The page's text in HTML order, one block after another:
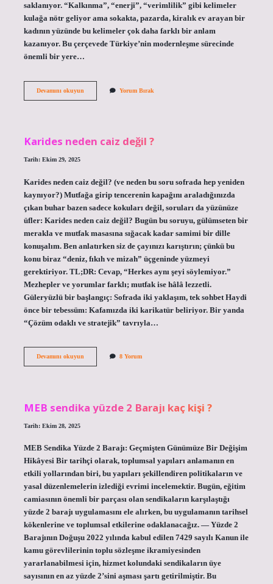
saklanıyor. “Kalkınma”, “enerji”, “verimlilik” gibi kelimeler
kulağa nötr geliyor ama sokakta, pazarda, kiralık ev arayan bir
kadının yüzünde bu kelimeler çok daha farklı bir anlam
kazanıyor. Bu çerçevede Türkiye’nin modernleşme sürecinde
önemli bir yere…
Devamını okuyunSüleyman
Yorum Bırak
Karides neden caiz değil ?
Tarih: Ekim 29, 2025
Karides neden caiz değil? (ve neden bu soru sofrada hep yeniden
kaynıyor?) Mutfağa girip tencerenin kapağını araladığınızda
çıkan buhar bazen sadece kokuları değil, soruları da yüzünüze
üfler: Karides neden caiz değil? Bugün bu soruyu, gülümseten bir
merakla ve mutfak masasına sığacak kadar samimi bir dille
konuşalım. Ben anlatırken siz de çayınızı karıştırın; çünkü bu
konu biraz “deniz, fıkıh ve mizah” üçgeninde yüzmeyi
gerektiriyor. TL;DR: Cevap, “Herkes aynı şeyi söylemiyor.”
Mezhepler ve yorumlar farklı; mutfak ise hâlâ lezzetli.
Güleryüzlü bir başlangıç: Sofrada iki yaklaşım, tek sohbet Haydi
önce bir tebessüm: Kafamızda iki karikatür beliriyor. Bir yanda
“Çözüm odaklı ve stratejik” tavrıyla…
Devamını okuyunKarides
neden
8 Yorum
MEB sendika yüzde 2 Barajı kaç kişi ?
Tarih: Ekim 28, 2025
MEB Sendika Yüzde 2 Barajı: Geçmişten Günümüze Bir Değişim
Hikâyesi Bir tarihçi olarak, toplumsal yapıları anlamanın en
etkili yollarından biri, bu yapıları şekillendiren politikaların ve
yasal düzenlemelerin izlediği evrimi incelemektir. Bugün, eğitim
camiasının önemli bir parçası olan sendikaların karşılaştığı
yüzde 2 barajı uygulamasını ele alırken, bu uygulamanın tarihsel
kökenlerine ve toplumsal etkilerine odaklanacağız. — Yüzde 2
Barajının Doğuşu 2022 yılında kabul edilen 7429 sayılı Kanun ile
kamu görevlilerinin toplu sözleşme ikramiyesinden
yararlanabilmesi için, hizmet kolundaki sendikaların üye
sayısının en az yüzde 2’sini aşması şartı getirilmiştir. Bu